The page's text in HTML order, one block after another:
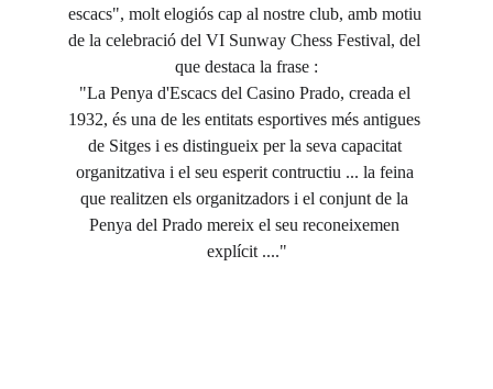
escacs", molt elogiós cap al nostre club, amb motiu
de la celebració del VI Sunway Chess Festival, del
que destaca la frase :
"La Penya d'Escacs del Casino Prado, creada el
1932, és una de les entitats esportives més antigues
de Sitges i es distingueix per la seva capacitat
organitzativa i el seu esperit contructiu ... la feina
que realitzen els organitzadors i el conjunt de la
Penya del Prado mereix el seu reconeixemen
explícit ...."